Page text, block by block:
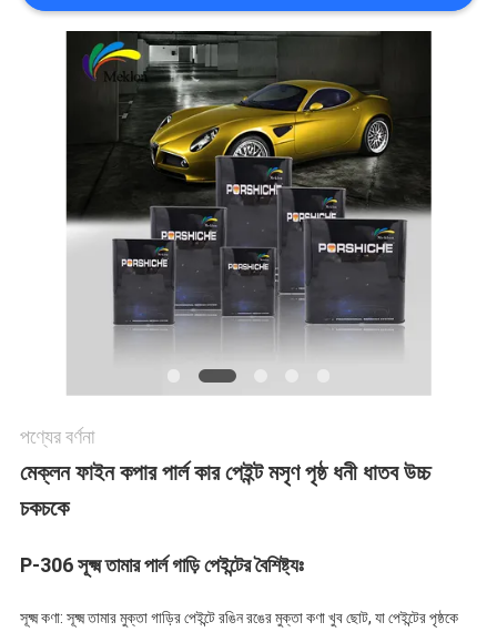
আবেদন
গোপনীয়তা
নীতি
পণ্যের বর্ণনা
মেক্লন ফাইন কপার পার্ল কার পেইন্ট মসৃণ পৃষ্ঠ ধনী ধাতব উচ্চ
চকচকে
P-306 সূক্ষ্ম তামার পার্ল গাড়ি পেইন্টের বৈশিষ্ট্যঃ
সূক্ষ্ম কণা: সূক্ষ্ম তামার মুক্তা গাড়ির পেইন্টে রঙিন রঙের মুক্তা কণা খুব ছোট, যা পেইন্টের পৃষ্ঠকে